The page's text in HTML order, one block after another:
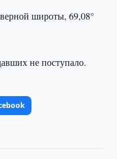
широты, 69,08°
не поступало.